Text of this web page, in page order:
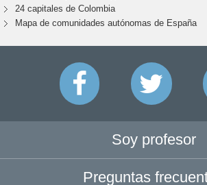
24 capitales de Colombia
Mapa de comunidades autónomas de España
Soy profesor
Preguntas